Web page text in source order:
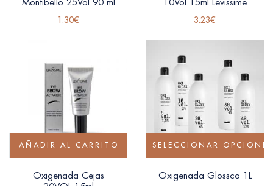
1.30€ 3.23€
AÑADIR AL CARRITO
Oxigenada Cejas
SELECCIONAR OPCIONES
Oxigenada Glossco 1L